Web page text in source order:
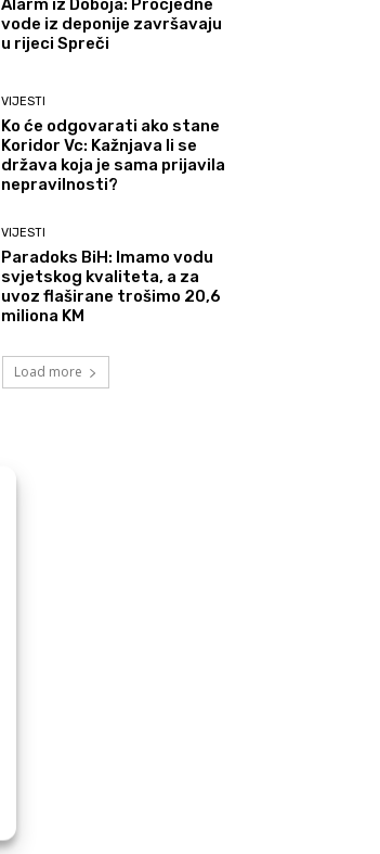
vode iz deponije završavaju
u rijeci Spreči
VIJESTI
Ko će odgovarati ako stane
Koridor Vc: Kažnjava li se
država koja je sama prijavila
nepravilnosti?
VIJESTI
Paradoks BiH: Imamo vodu
svjetskog kvaliteta, a za
uvoz flaširane trošimo 20,6
miliona KM
Load more